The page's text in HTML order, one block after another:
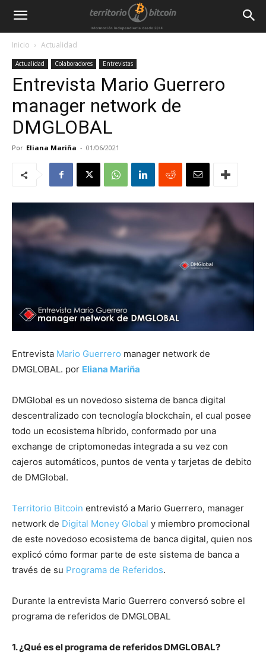
Inicio Actualidad
Actualidad Colaboradores Entrevistas
Entrevista Mario Guerrero
manager network de
DMGLOBAL
Por Eliana Mariña - 01/06/2021
Entrevista Mario Guerrero manager network de
DMGLOBAL. por Eliana Mariña
DMGlobal es un novedoso sistema de banca digital
descentralizado con tecnología blockchain, el cual posee
todo un ecosistema híbrido, conformado por una
exchange de criptomonedas integrada a su vez con
cajeros automáticos, puntos de venta y tarjetas de debito
de DMGlobal.
Territorio Bitcoin entrevistó a Mario Guerrero, manager
network de Digital Money Global y miembro promocional
de este novedoso ecosistema de banca digital, quien nos
explicó cómo formar parte de este sistema de banca a
través de su Programa de Referidos.
Durante la entrevista Mario Guerrero conversó sobre el
programa de referidos de DMGLOBAL
1. ¿Qué es el programa de referidos DMGLOBAL?